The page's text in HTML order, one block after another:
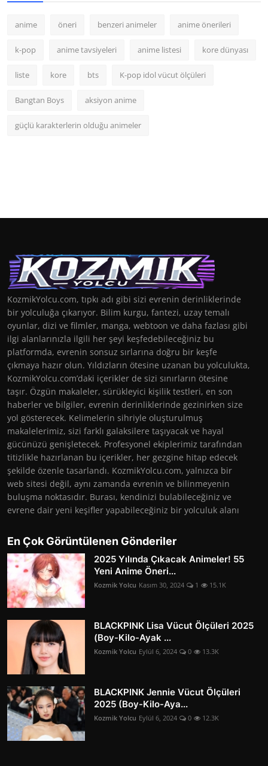
anime öneri benzeri animeler anime önerileri
k-pop anime tavsiyeleri anime listesi kore dünyası
liste kore bts K-pop idol vücut ölçüleri
Bangtan Boys aksiyon anime
güçlü karakterlerin olduğu animeler
KozmikYolcu.com, tıpkı adı gibi sizi evrenin derinliklerinde
bir yolculuğa çıkarıyor. Bilim kurgu, fantezi, uzay temalı
oyunlar, dizi ve filmler, manga, webtoon ve daha fazlası gibi
ilgi alanlarınızla ilgili her şeyi keşfedebileceğiniz bu
platformda, evrenin sonsuz sırlarına doğru bir keşfe
çıkmaya hazır olun. Yıldızların ötesine uzanan bu yolculukta,
KozmikYolcu.com’daki içerikler de sizi sınırların ötesine
taşır. Özgün makaleler, sürükleyici kişilik testleri, en son
haberler ve bilgiler, evrenin derinliklerinde gezinirken size
yol gösterecek. Kelimelerin sihriyle oluşturulmuş
makalelerimiz, sizi farklı galaksilere taşıyacak ve hayal
gücünüzü genişletecek. Profesyonel ekiplerimiz tarafından
titizlikle hazırlanan bu içerikler, her gezgine hitap edecek
şekilde özenle tasarlandı. KozmikYolcu.com, yalnızca bir
web sitesi değil, aynı zamanda evrenin ve bilinmeyenin
buluşma noktasıdır. Burası, kendinizi bulabileceğiniz ve
evrene dair yeni keşifler yapabileceğiniz bir yolculuk alanı
En Çok Görüntülenen Gönderiler
2025 Yılında Çıkacak Animeler! 55
Yeni Anime Öneri...
Kozmik Yolcu Kasım 30, 2024 1 15.1K
BLACKPINK Lisa Vücut Ölçüleri 2025
(Boy-Kilo-Ayak ...
Kozmik Yolcu Eylül 6, 2024 0 13.3K
BLACKPINK Jennie Vücut Ölçüleri
2025 (Boy-Kilo-Aya...
Kozmik Yolcu Eylül 6, 2024 0 12.3K